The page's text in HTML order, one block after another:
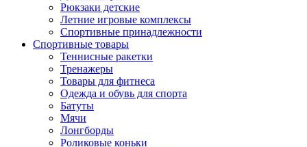
Рюкзаки детские
Летние игровые комплексы
Спортивные принадлежности
Спортивные товары
Теннисные ракетки
Тренажеры
Товары для фитнеса
Одежда и обувь для спорта
Батуты
Мячи
Лонгборды
Роликовые коньки